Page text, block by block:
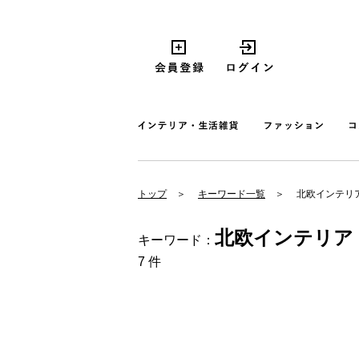
トップ キーワード一覧 北欧インテリ
キーワード： 北欧インテリア
7 件